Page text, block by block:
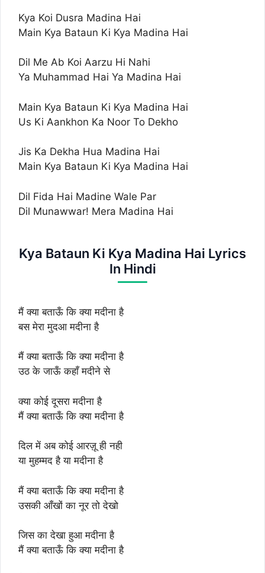
Kya Koi Dusra Madina Hai
Main Kya Bataun Ki Kya Madina Hai
Dil Me Ab Koi Aarzu Hi Nahi
Ya Muhammad Hai Ya Madina Hai
Main Kya Bataun Ki Kya Madina Hai
Us Ki Aankhon Ka Noor To Dekho
Jis Ka Dekha Hua Madina Hai
Main Kya Bataun Ki Kya Madina Hai
Dil Fida Hai Madine Wale Par
Dil Munawwar! Mera Madina Hai
Kya Bataun Ki Kya Madina Hai Lyrics
In Hindi
मैं क्या बताऊँ कि क्या मदीना है
बस मेरा मुदआ मदीना है
मैं क्या बताऊँ कि क्या मदीना है
उठ के जाऊँ कहाँ मदीने से
क्या कोई दूसरा मदीना है
मैं क्या बताऊँ कि क्या मदीना है
दिल में अब कोई आरज़ू ही नही
या मुहम्मद है या मदीना है
मैं क्या बताऊँ कि क्या मदीना है
उसकी आँखों का नूर तो देखो
जिस का देखा हुआ मदीना है
मैं क्या बताऊँ कि क्या मदीना है